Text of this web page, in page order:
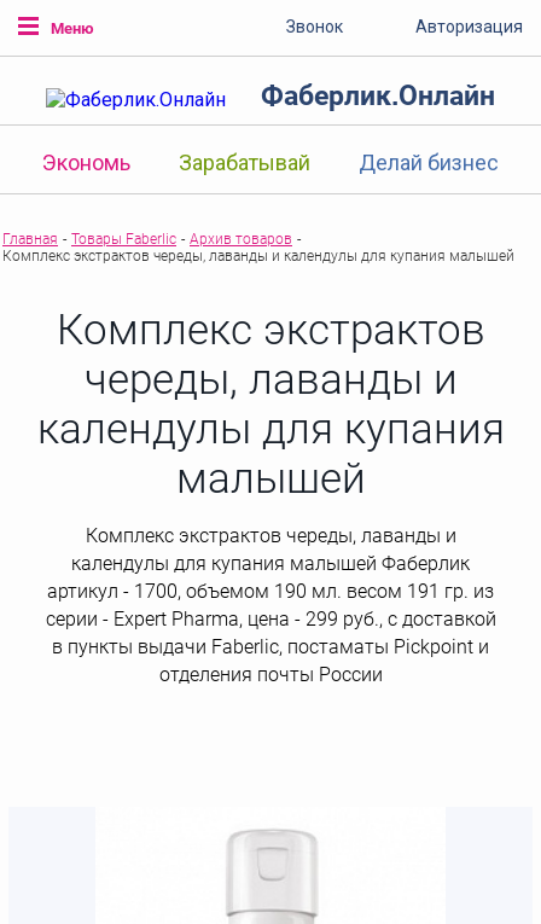
Меню Звонок Авторизация
Фаберлик.Онлайн
Экономь Зарабатывай Делай бизнес
Главная - Товары Faberlic - Архив товаров -
Комплекс экстрактов череды, лаванды и календулы для купания малышей
Комплекс экстрактов
череды, лаванды и
календулы для купания
малышей
Комплекс экстрактов череды, лаванды и
календулы для купания малышей Фаберлик
артикул - 1700, объемом 190 мл. весом 191 гр. из
серии - Expert Pharma, цена - 299 руб., с доставкой
в пункты выдачи Faberlic, постаматы Рickpoint и
отделения почты России